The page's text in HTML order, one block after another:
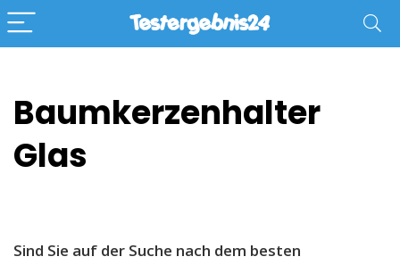
Baumkerzenhalter
Glas
Sind Sie auf der Suche nach dem besten